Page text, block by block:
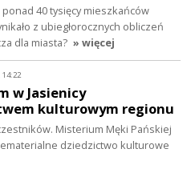
ponad 40 tysięcy mieszkańców
z ubiegłorocznych obliczeń
dla miasta? » więcej
14:22
w Jasienicy
kulturowym regionu
Misterium Męki Pańskiej
dziedzictwo kulturowe